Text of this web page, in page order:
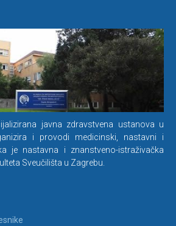
javna zdravstvena ustanova u
i provodi medicinski, nastavni i
je nastavna i znanstveno-istraživačka
Sveučilišta u Zagrebu.